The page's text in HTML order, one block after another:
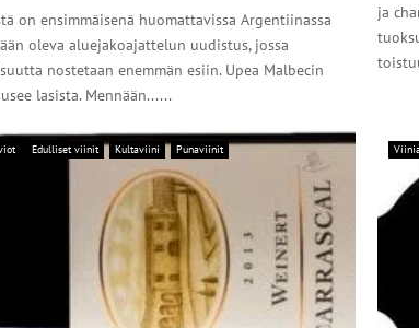
on ensimmäisenä huomattavissa Argentiinassa
oleva aluejakoajattelun uudistus, jossa
nostetaan enemmän esiin. Upea Malbecin
lasista. Mennään......
ja
Edulliset viinit Kultaviini Punaviinit